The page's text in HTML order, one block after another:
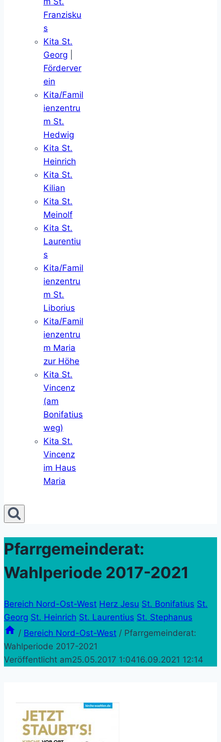
Franzisku
s
Kita St.
Georg
Förderver
ein
Kita/Famil
ienzentru
m St.
Hedwig
Kita St.
Heinrich
Kita St.
Kilian
Kita St.
Meinolf
Kita St.
Laurentiu
s
Kita/Famil
ienzentru
m St.
Liborius
Kita/Famil
ienzentru
m Maria
zur Höhe
Kita St.
Vincenz
(am
Bonifatius
weg)
Kita St.
Vincenz
im Haus
Maria
Pfarrgemeinderat:
Wahlperiode 2017-2021
Bereich Nord-Ost-West Herz Jesu St. Bonifatius St.
Georg St. Heinrich St. Laurentius St. Stephanus
/ Bereich Nord-Ost-West / Pfarrgemeinderat:
Wahlperiode 2017-2021
Veröffentlicht am25.05.2017 1:0416.09.2021 12:14